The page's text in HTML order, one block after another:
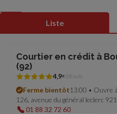
Liste
Courtier en crédit à
(92)
4,9 38 avis
Ferme bientôt13:00 • Ouvre
126, avenue du général leclerc
01 88 32 72 60